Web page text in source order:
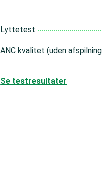
Lyttetest
ANC kvalitet (uden
Se testresultater